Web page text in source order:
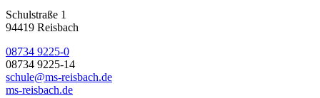
Schulstraße 1
94419 Reisbach
08734 9225-0
08734 9225-14
schule@ms-reisbach.de
ms-reisbach.de